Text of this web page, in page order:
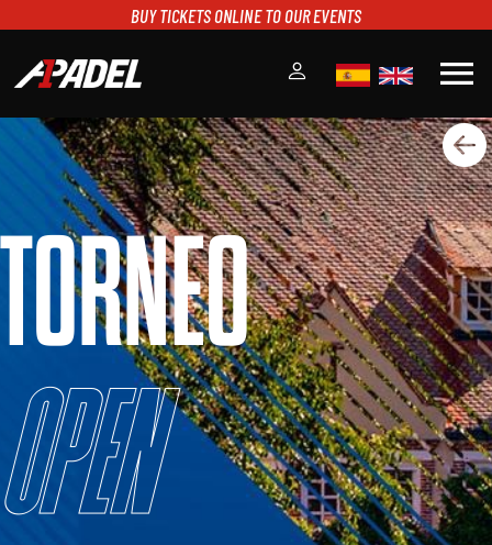
BUY TICKETS ONLINE TO OUR EVENTS
menu
A1PADEL
RANKING
CALENDARIO
TORNEOS
NOTICIAS
MULTIMEDIA
SCOREBOARD
STREAMING
TORNEO
Open